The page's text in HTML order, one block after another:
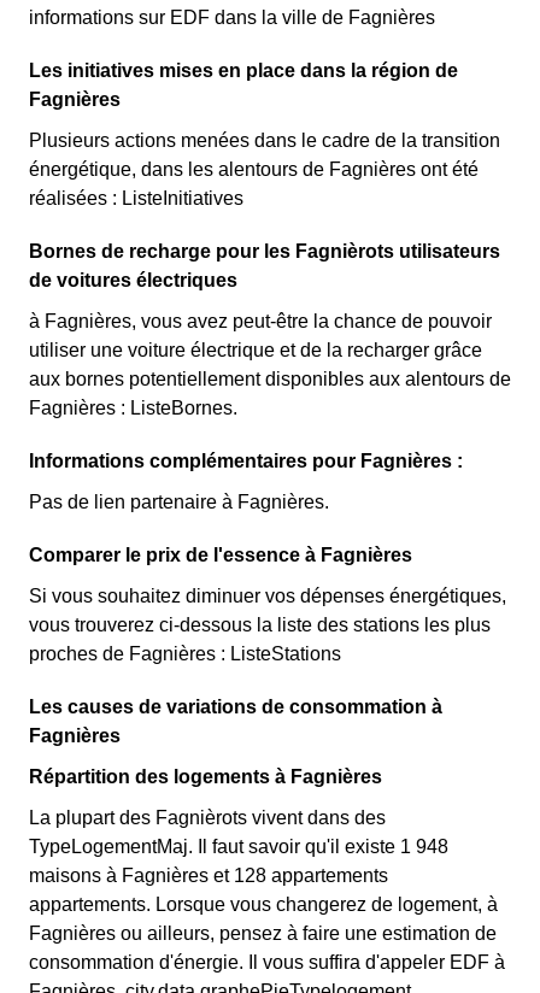
informations sur EDF dans la ville de Fagnières
Les initiatives mises en place dans la région de
Fagnières
Plusieurs actions menées dans le cadre de la transition
énergétique, dans les alentours de Fagnières ont été
réalisées : ListeInitiatives
Bornes de recharge pour les Fagnièrots utilisateurs
de voitures électriques
à Fagnières, vous avez peut-être la chance de pouvoir
utiliser une voiture électrique et de la recharger grâce
aux bornes potentiellement disponibles aux alentours de
Fagnières : ListeBornes.
Informations complémentaires pour Fagnières :
Pas de lien partenaire à Fagnières.
Comparer le prix de l'essence à Fagnières
Si vous souhaitez diminuer vos dépenses énergétiques,
vous trouverez ci-dessous la liste des stations les plus
proches de Fagnières : ListeStations
Les causes de variations de consommation à
Fagnières
Répartition des logements à Fagnières
La plupart des Fagnièrots vivent dans des
TypeLogementMaj. Il faut savoir qu'il existe 1 948
maisons à Fagnières et 128 appartements
appartements. Lorsque vous changerez de logement, à
Fagnières ou ailleurs, pensez à faire une estimation de
consommation d'énergie. Il vous suffira d'appeler EDF à